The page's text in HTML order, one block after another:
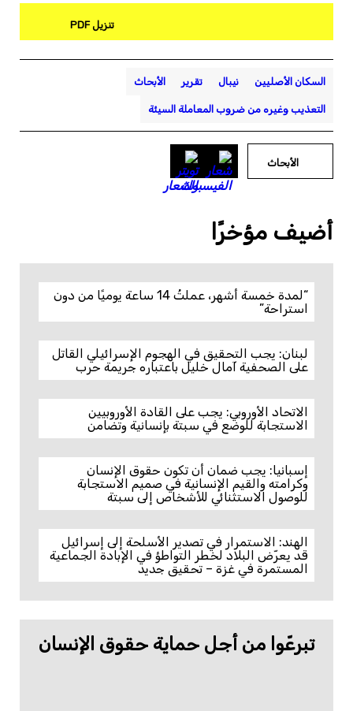
تنزيل PDF
السكان الأصليين نيبال تقرير الأبحاث
التعذيب وغيره من ضروب المعاملة السيئة
الأبحاث
أضيف مؤخرًا
“لمدة خمسة أشهر، عملتُ 14 ساعة يوميًا من دون
استراحة”
لبنان: يجب التحقيق في الهجوم الإسرائيلي القاتل
على الصحفية آمال خليل باعتباره جريمة حرب
الاتحاد الأوروبي: يجب على القادة الأوروبيين
الاستجابة للوضع في سبتة بإنسانية وتضامن
إسبانيا: يجب ضمان أن تكون حقوق الإنسان
وكرامته والقيم الإنسانية في صميم الاستجابة
للوصول الاستثنائي للأشخاص إلى سبتة
الهند: الاستمرار في تصدير الأسلحة إلى إسرائيل
قد يعرّض البلاد لخطر التواطؤ في الإبادة الجماعية
المستمرة في غزة – تحقيق جديد
تبرعّوا من أجل حماية حقوق الإنسان